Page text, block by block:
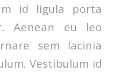
id ligula porta
Aenean eu leo
sem lacinia
Vestibulum id